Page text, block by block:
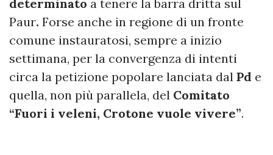
determinato a tenere la barra dritta sul
Paur. Forse anche in regione di un fronte
comune instauratosi, sempre a inizio
settimana, per la convergenza di intenti
circa la petizione popolare lanciata dal Pd e
quella, non più parallela, del Comitato
“Fuori i veleni, Crotone vuole vivere”.